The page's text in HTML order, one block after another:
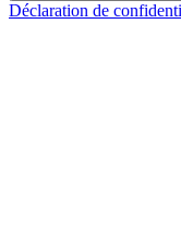
Déclaration de